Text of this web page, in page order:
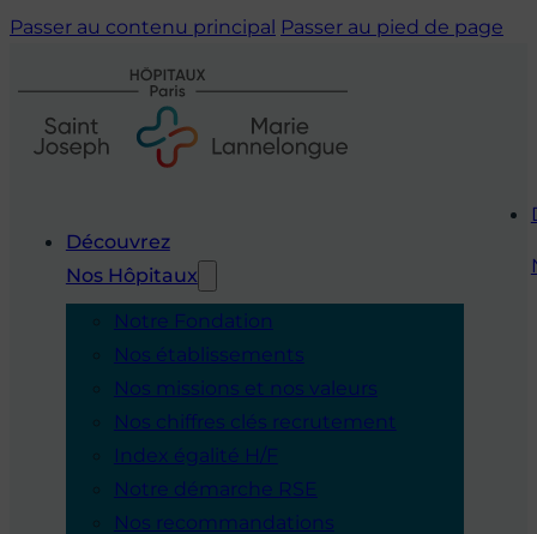
Passer au contenu principal Passer au pied de page
Découvrez
Nos Hôpitaux
Notre Fondation
Nos établissements
Nos missions et nos valeurs
Nos chiffres clés recrutement
Index égalité H/F
Notre démarche RSE
Nos recommandations